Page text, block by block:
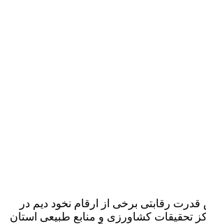
رقابتی برخی از ارقام نخود دیم در
تحقیقات کشاورزی و منابع طبیعی استان